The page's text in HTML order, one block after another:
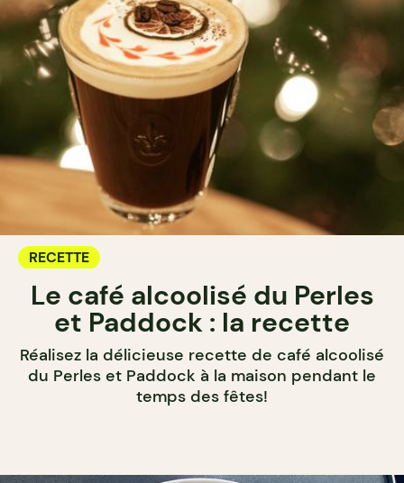
RECETTE
Le café alcoolisé du Perles
et Paddock : la recette
Réalisez la délicieuse recette de café alcoolisé
du Perles et Paddock à la maison pendant le
temps des fêtes!